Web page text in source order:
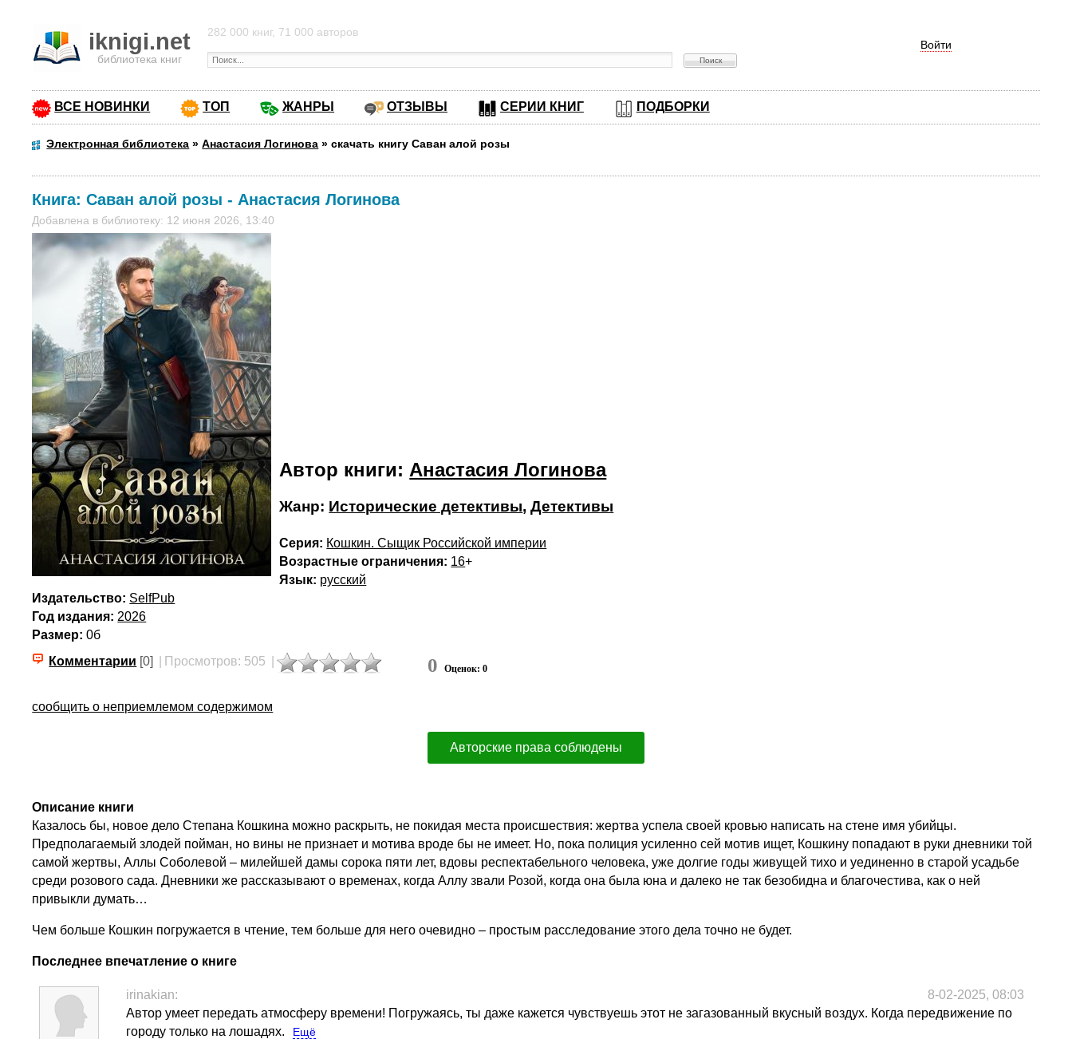
iknigi.net
библиотека книг
Войти
282 000 книг, 71 000 авторов
ВСЕ НОВИНКИ ТОП ЖАНРЫ ОТЗЫВЫ СЕРИИ КНИГ ПОДБОРКИ
Электронная библиотека »Анастасия Логинова »скачать книгу Саван алой розы
Книга:Саван алой розы - Анастасия Логинова
Добавлена в библиотеку: 12 июня 2026, 13:40
Автор книги: Анастасия Логинова
Жанр: Исторические детективы,Детективы
Серия: Кошкин. Сыщик Российской империи
Возрастные ограничения: 16+
Язык: русский
Издательство: SelfPub
Год издания: 2026
Размер: 0б
Комментарии [0] Просмотров: 505 0 Оценок: 0
сообщить о неприемлемом содержимом
Авторские права соблюдены
Описание книги
Казалось бы, новое дело Степана Кошкина можно раскрыть, не покидая места происшествия: жертва успела своей кровью написать на стене имя убийцы.
Предполагаемый злодей пойман, но вины не признает и мотива вроде бы не имеет. Но, пока полиция усиленно сей мотив ищет, Кошкину попадают в руки дневники той
самой жертвы, Аллы Соболевой – милейшей дамы сорока пяти лет, вдовы респектабельного человека, уже долгие годы живущей тихо и уединенно в старой усадьбе
среди розового сада. Дневники же рассказывают о временах, когда Аллу звали Розой, когда она была юна и далеко не так безобидна и благочестива, как о ней
привыкли думать…
Чем больше Кошкин погружается в чтение, тем больше для него очевидно – простым расследование этого дела точно не будет.
Последнее впечатление о книге
irinakian:
8-02-2025, 08:03
Автор умеет передать атмосферу времени! Погружаясь, ты даже кажется чувствуешь этот не загазованный вкусный воздух. Когда передвижение по
городу только на лошадях.
Ещё